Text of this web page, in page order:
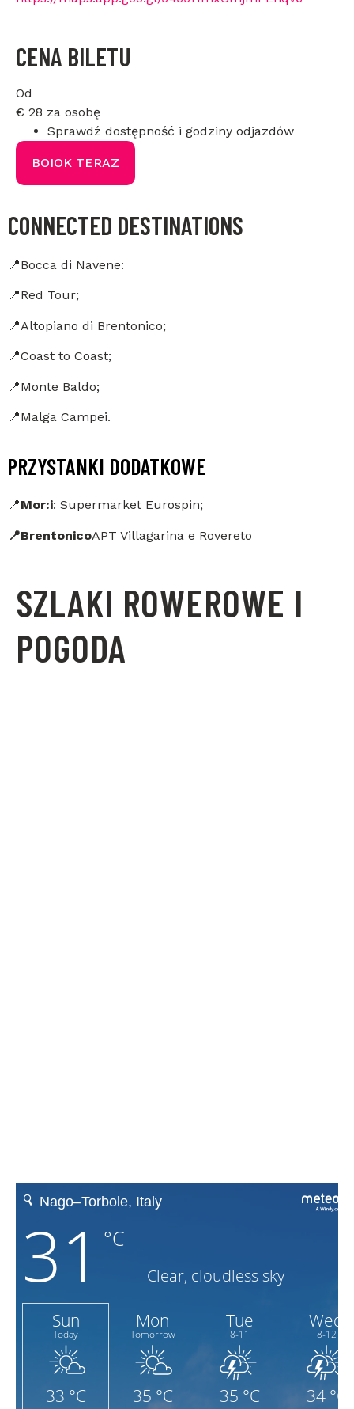
CENA BILETU
Od
€ 28 za osobę
Sprawdź dostępność i godziny odjazdów
BOIOK TERAZ
CONNECTED DESTINATIONS
📍Bocca di Navene:
📍Red Tour;
📍Altopiano di Brentonico;
📍Coast to Coast;
📍Monte Baldo;
📍Malga Campei.
PRZYSTANKI DODATKOWE
📍Mor:i: Supermarket Eurospin;
📍BrentonicoAPT Villagarina e Rovereto
SZLAKI ROWEROWE I
POGODA